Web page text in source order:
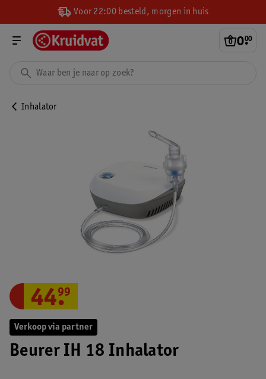
Voor 22:00 besteld, morgen in huis
0.
00
Inhalator
Verkoop via partner
Beurer IH 18 Inhalator
44.
99